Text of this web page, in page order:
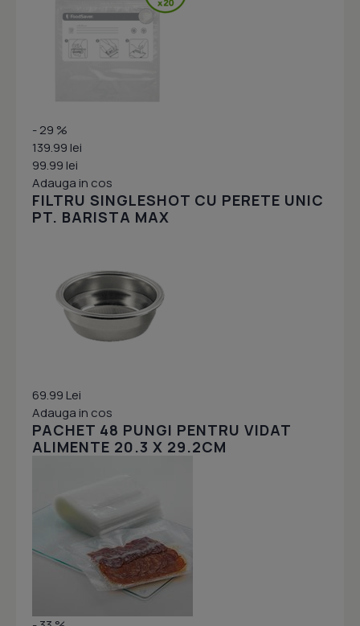
- 29 %
139.99 lei
99.99 lei
Adauga in cos
FILTRU SINGLESHOT CU PERETE UNIC
PT. BARISTA MAX
69.99 Lei
Adauga in cos
PACHET 48 PUNGI PENTRU VIDAT
ALIMENTE 20.3 X 29.2CM